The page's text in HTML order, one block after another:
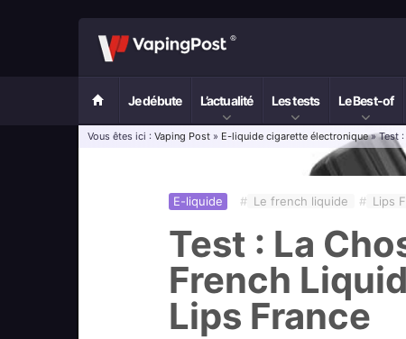
Je débute L’actualité Les tests Le Best-of
Vous êtes ici : Vaping Post » E-liquide cigarette électronique» Test :
Test : La
French
Lips France
E-liquide # Le french liquide # Lips